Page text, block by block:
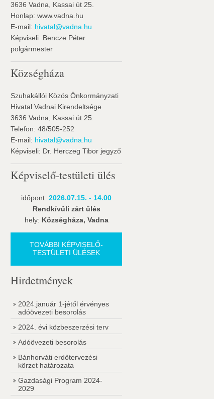
3636 Vadna, Kassai út 25.
Honlap: www.vadna.hu
E-mail: hivatal@vadna.hu
Képviseli: Bencze Péter
polgármester
Községháza
Szuhakállói Közös Önkormányzati
Hivatal Vadnai Kirendeltsége
3636 Vadna, Kassai út 25.
Telefon: 48/505-252
E-mail: hivatal@vadna.hu
Képviseli: Dr. Herczeg Tibor jegyző
Képviselő-testületi ülés
időpont: 2026.07.15. - 14.00
Rendkívüli zárt ülés
hely: Községháza, Vadna
TOVÁBBI KÉPVISELŐ-
TESTÜLETI ÜLÉSEK
Hirdetmények
2024.január 1-jétől érvényes
adóövezeti besorolás
2024. évi közbeszerzési terv
Adóövezeti besorolás
Bánhorváti erdőtervezési
körzet határozata
Gazdasági Program 2024-
2029